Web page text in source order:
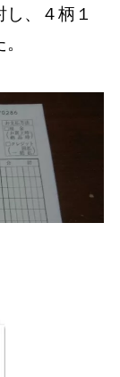
、４柄１